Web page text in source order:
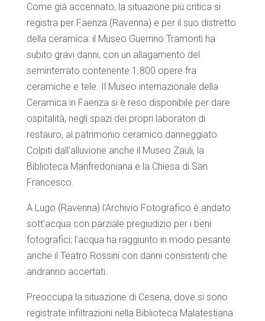
Come già accennato, la situazione più critica si
registra per Faenza (Ravenna) e per il suo distretto
della ceramica: il Museo Guerrino Tramonti ha
subito gravi danni, con un allagamento del
seminterrato contenente 1.800 opere fra
ceramiche e tele. Il Museo internazionale della
Ceramica in Faenza si è reso disponibile per dare
ospitalità, negli spazi dei propri laboratori di
restauro, al patrimonio ceramico danneggiato.
Colpiti dall’alluvione anche il Museo Zauli, la
Biblioteca Manfredoniana e la Chiesa di San
Francesco.
A Lugo (Ravenna) l’Archivio Fotografico è andato
sott’acqua con parziale pregiudizio per i beni
fotografici; l’acqua ha raggiunto in modo pesante
anche il Teatro Rossini con danni consistenti che
andranno accertati.
Preoccupa la situazione di Cesena, dove si sono
registrate infiltrazioni nella Biblioteca Malatestiana